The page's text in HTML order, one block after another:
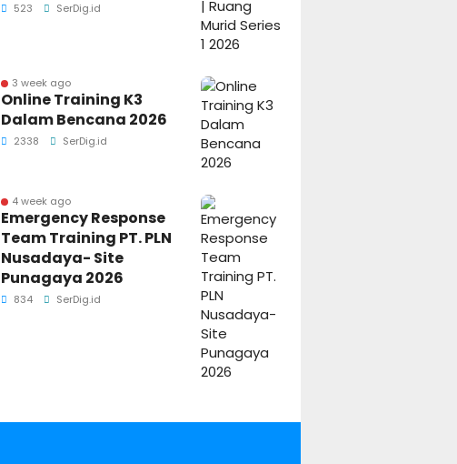
523 SerDig.id
3 week ago
Online Training K3
Dalam Bencana 2026
2338 SerDig.id
4 week ago
Emergency Response
Team Training PT. PLN
Nusadaya- Site
Punagaya 2026
834 SerDig.id